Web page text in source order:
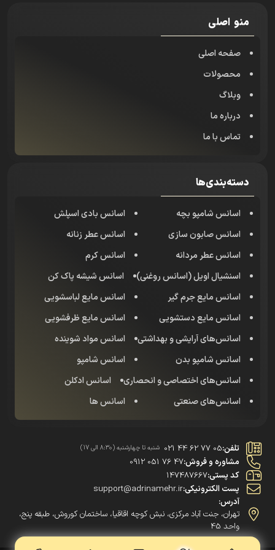
منو اصلی
صفحه اصلی
محصولات
وبلاگ
درباره ما
تماس با ما
دسته‌بندی‌ها
اسانس شامپو بچه
اسانس بادی اسپلش
اسانس صابون سازی
اسانس عطر زنانه
اسانس عطر مردانه
اسانس کرم
اسنشیال اویل (اسانس روغنی)
اسانس شیشه پاک کن
اسانس مایع جرم گیر
اسانس مایع لباسشویی
اسانس مایع دستشویی
اسانس مایع ظرفشویی
اسانس‌های آرایشی و بهداشتی
اسانس مواد شوینده
اسانس شامپو بدن
اسانس شامپو
اسانس‌های اختصاصی و انحصاری
اسانس‌ ادکلن
اسانس‌های صنعتی
اسانس ها
تلفن:021 44 62 77 05 شنبه تا چهارشنبه (8:30 الی 17)
مشاوره و فروش:0912 051 76 47
کد پستی:147487667
پست الکترونیکی:support@adrinamehr.ir
آدرس:
تهران، جنت آباد مرکزی، نبش کوچه اقاقیا، ساختمان کوروش، طبقه پنج،
واحد 45